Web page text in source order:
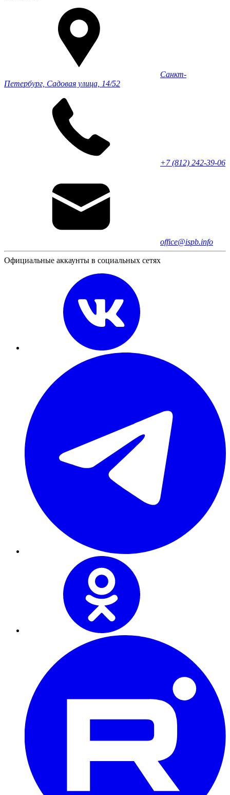
Санкт-
Петербург, Садовая улица, 14/52
+7 (812) 242-39-06
office@ispb.info
Официальные аккаунты в социальных сетях